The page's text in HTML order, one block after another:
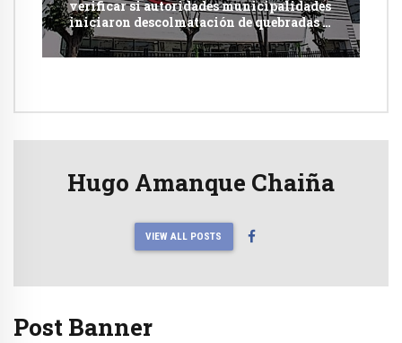
verificar si autoridades municipalidades
iniciaron descolmatación de quebradas y
ríos ante Fenómeno del Niño
Hugo Amanque Chaiña
VIEW ALL POSTS
Post Banner